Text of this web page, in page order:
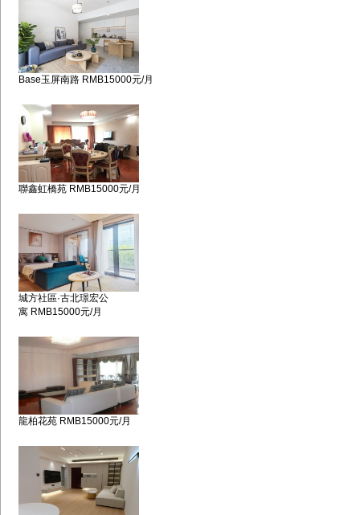
Base玉屏南路 RMB15000元/月
聯鑫虹橋苑 RMB15000元/月
城方社區·古北璟宏公
寓 RMB15000元/月
龍柏花苑 RMB15000元/月